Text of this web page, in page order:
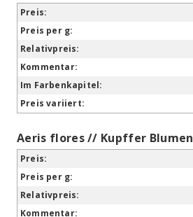
Aeris flores // Kupffer Blumen